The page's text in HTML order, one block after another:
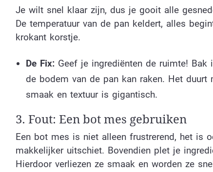
Je wilt snel klaar zijn, dus je gooit alle
De temperatuur van de pan keldert, alles
krokant korstje.
De Fix:Geef je ingrediënten de ruimte!
de bodem van de pan kan raken. Het
smaak en textuur is gigantisch.
3. Fout: Een bot mes gebruiken
Een bot mes is niet alleen frustrerend, het is
makkelijker uitschiet. Bovendien plet je
Hierdoor verliezen ze smaak en worden ze